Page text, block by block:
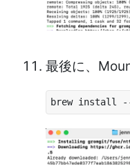
最後に、
brew install --